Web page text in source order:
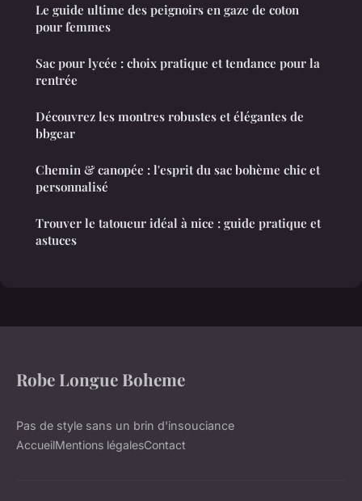
Le guide ultime des peignoirs en gaze de coton
pour femmes
Sac pour lycée : choix pratique et tendance pour la
rentrée
Découvrez les montres robustes et élégantes de
bbgear
Chemin & canopée : l'esprit du sac bohème chic et
personnalisé
Trouver le tatoueur idéal à nice : guide pratique et
astuces
Robe Longue Boheme
Pas de style sans un brin d'insouciance
AccueilMentions légalesContact